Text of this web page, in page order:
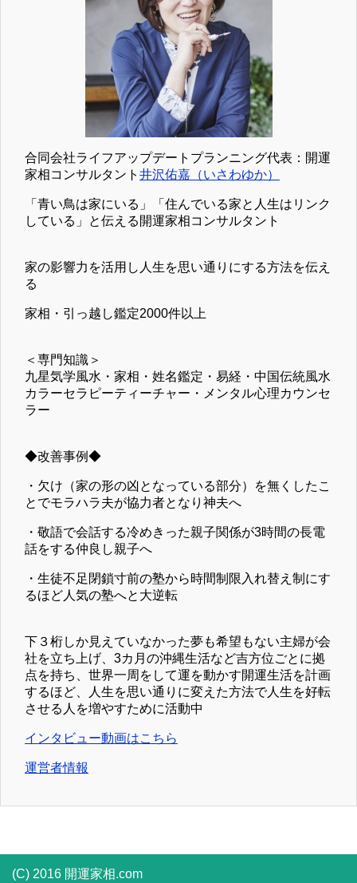
合同会社ライフアップデートプランニング代表：開運
家相コンサルタント 井沢佑嘉（いさわゆか）
「青い鳥は家にいる」「住んでいる家と人生はリンク
している」と伝える開運家相コンサルタント
家の影響力を活用し人生を思い通りにする方法を伝え
る
家相・引っ越し鑑定2000件以上
＜専門知識＞
九星気学風水・家相・姓名鑑定・易経・中国伝統風水
カラーセラピーティーチャー・メンタル心理カウンセ
ラー
◆改善事例◆
・欠け（家の形の凶となっている部分）を無くしたこ
とでモラハラ夫が協力者となり神夫へ
・敬語で会話する冷めきった親子関係が3時間の長電
話をする仲良し親子へ
・生徒不足閉鎖寸前の塾から時間制限入れ替え制にす
るほど人気の塾へと大逆転
下３桁しか見えていなかった夢も希望もない主婦が会
社を立ち上げ、3カ月の沖縄生活など吉方位ごとに拠
点を持ち、世界一周をして運を動かす開運生活を計画
するほど、人生を思い通りに変えた方法で人生を好転
させる人を増やすために活動中
インタビュー動画はこちら
運営者情報
(C) 2016 開運家相.com